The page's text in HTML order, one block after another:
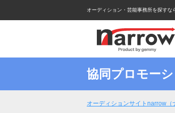
オーディション・芸能事務所を探す
協同プロモー
オーディションサイトnarrow（